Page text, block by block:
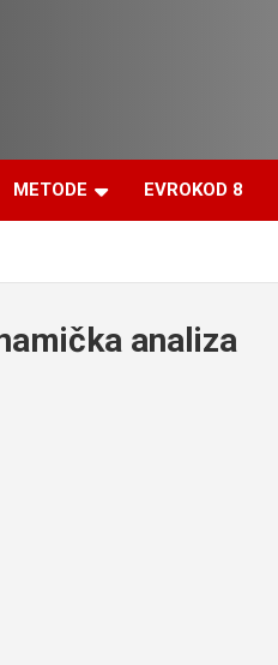
METODE EVROKOD 8
analiza